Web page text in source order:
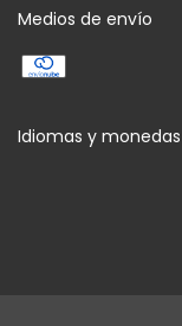
Medios de envío
Idiomas y monedas